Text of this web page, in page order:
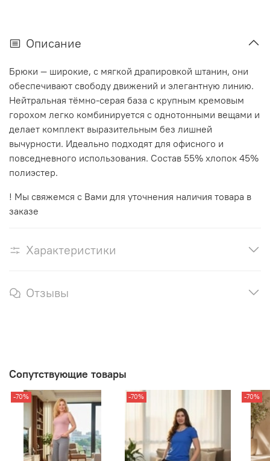
Описание
Брюки — широкие, с мягкой драпировкой штанин, они
обеспечивают свободу движений и элегантную линию.
Нейтральная тёмно‑серая база с крупным кремовым
горохом легко комбинируется с однотонными вещами и
делает комплект выразительным без лишней
вычурности. Идеально подходят для офисного и
повседневного использования. Состав 55% хлопок 45%
полиэстер.
! Мы свяжемся с Вами для уточнения наличия товара в
заказе
Характеристики
Отзывы
Сопутствующие товары
-70% -70% -70%